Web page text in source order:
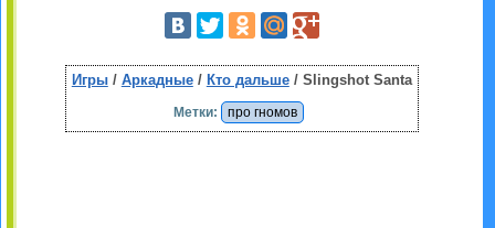
Игры/ Аркадные/ Кто дальше/ Slingshot Santa
Метки: про гномов